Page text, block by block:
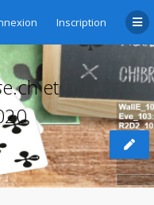
Inscription
et